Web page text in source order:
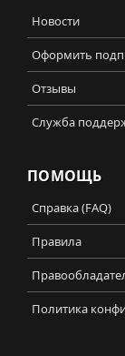
Новости
Оформить
Отзывы
Служба
ПОМОЩЬ
Справка (FAQ)
Правила
Политика